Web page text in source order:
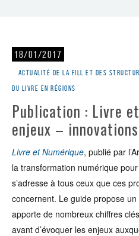
18/01/2017
Actualité de la Fill et des
du livre en régions
Publication : Livre
enjeux –
Livre et Numérique, publié par
la transformation numérique
s’adresse à tous ceux que ces
concernent. Le guide propose
apporte de nombreux chiffres
avant d’évoquer les enjeux